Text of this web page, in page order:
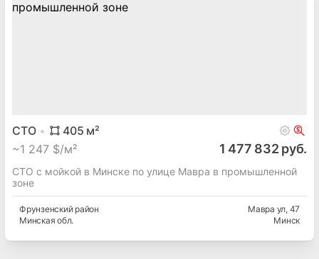
СТО 405 м²
~1 247 $/м² 1 477 832 руб.
СТО с мойкой в Минске по улице Мавра в промышленной
зоне
Фрунзенский район
Минская обл.
Мавра ул, 47
Минск